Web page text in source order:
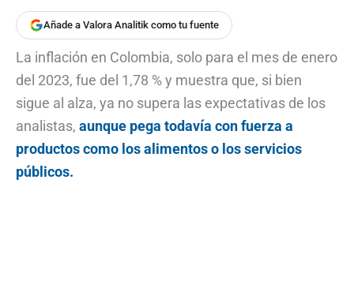
Añade a Valora Analitik como tu fuente
La inflación en Colombia, solo para el mes de enero
del 2023, fue del 1,78 % y muestra que, si bien
sigue al alza, ya no supera las expectativas de los
analistas, aunque pega todavía con fuerza a
productos como los alimentos o los servicios
públicos.